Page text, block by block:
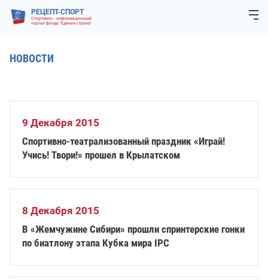
РЕЦЕПТ-СПОРТ
Спортивно - информационный
портал фонда "Единая страна"
НОВОСТИ
9 Декабря 2015
Спортивно-театрализованный праздник «Играй!
Учись! Твори!» прошел в Крылатском
8 Декабря 2015
В «Жемчужине Сибири» прошли спринтерские гонки
по биатлону этапа Кубка мира IPC